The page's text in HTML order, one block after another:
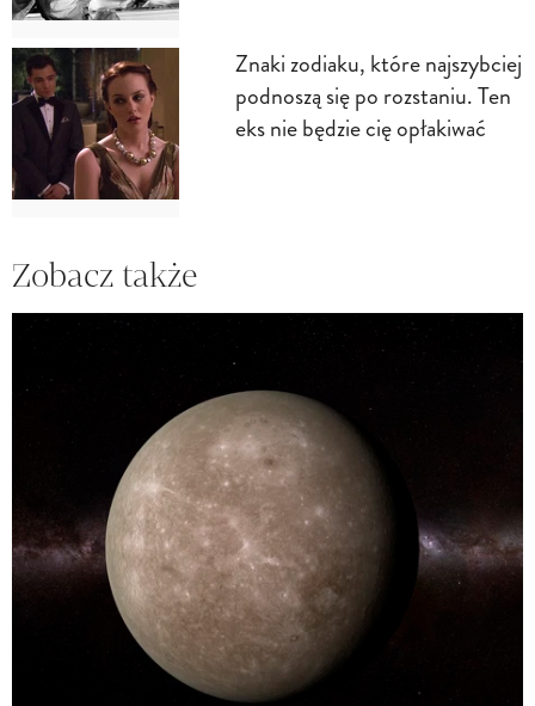
Znaki zodiaku, które najszybciej
podnoszą się po rozstaniu. Ten
eks nie będzie cię opłakiwać
Zobacz także